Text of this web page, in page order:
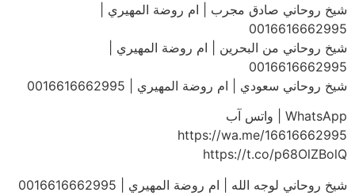
شيخ روحاني صادق مجرب | ام روضة المهيري |
0016616662995
شيخ روحاني من البحرين | ام روضة المهيري |
0016616662995
شيخ روحاني سعودي | ام روضة المهيري | 0016616662995
WhatsApp | واتس آب
https://wa.me/16616662995
https://t.co/p68OlZBolQ
شيخ روحاني لوجه الله | ام روضة المهيري | 0016616662995